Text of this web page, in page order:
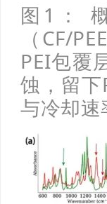
图1：
（CF/
PEI包覆
蚀，留下
与冷却速